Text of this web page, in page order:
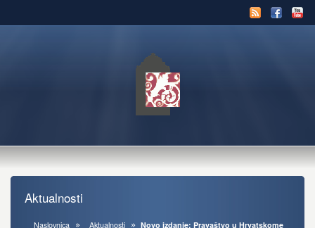
Aktualnosti
Naslovnica Aktualnosti
Novo izdanje: Pravaštvo u Hrvatskome